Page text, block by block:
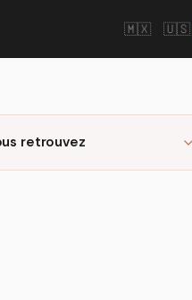
🇲🇽 🇺🇸
retrouvez